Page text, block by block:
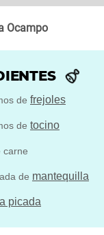
Ocampo
de frejoles
de tocino
carne
de mantequilla
picada